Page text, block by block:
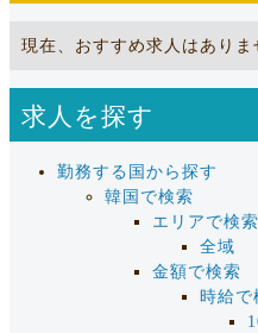
現在、おすすめ求人はありま
求人を探す
勤務する国から探す
韓国で検索
エリアで検索
全域
金額で検索
時給で